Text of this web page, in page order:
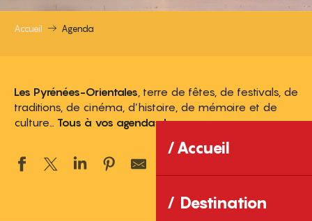
Accueil
Destination
Accueil Agenda
Les Pyrénées-Orientales , terre de fêtes, de festivals, de
traditions, de cinéma, d’histoire, de mémoire et de
culture… Tous à vos agendas !